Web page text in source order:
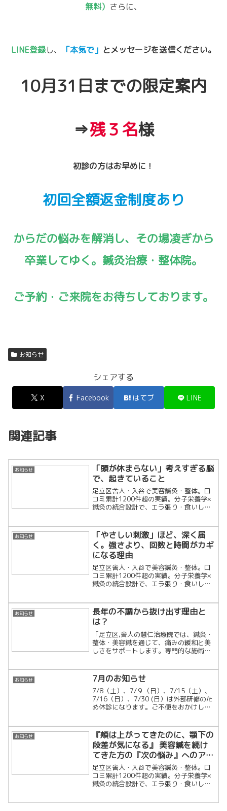
無料） さらに、
LINE登録し、 「本気で」 とメッセージを送信ください。
10月31日までの限定案内
⇒残３名様
初診の方はお早めに！
初回全額返金制度あり
からだの悩みを解消し、その場凌ぎから
卒業してゆく。鍼灸治療・整体院。
ご予約・ ご来院をお待ちしております。
お知らせ
シェアする
X Facebook はてブ LINE
関連記事
お知らせ
「頭が休まらない」考えすぎる脳
で、起きていること
足立区舎人・入谷で美容鍼灸・整体。口
コミ累計1200件超の実績。分子栄養学×
鍼灸の統合設計で、エラ張り・食いしば
人のための隠れ家治療院です。
お知らせ
「やさしい刺激」ほど、深く届
く。強さより、回数と時間がカギ
になる理由
足立区舎人・入谷で美容鍼灸・整体。口
コミ累計1200件超の実績。分子栄養学×
鍼灸の統合設計で、エラ張り・食いしば
人のための隠れ家治療院です。
お知らせ
長年の不調から抜け出す理由と
は？
「足立区,舎人の慧仁治療院では、鍼灸・
整体・美容鍼を通じて、痛みの緩和と美
しさをサポートします。専門的な施術で
う！」
お知らせ 7月のお知らせ
7/8（土）、7/９（日）、7/15（土）、
7/16（日）、7/30 (日）は外部研修のた
め休診になります。ご不便をおかけしま
お知らせ
『頬は上がってきたのに、顎下の
段差が気になる』 美容鍼を続け
てきた方の『次の悩み』へのアプ
ローチ
足立区舎人・入谷で美容鍼灸・整体。口
コミ累計1200件超の実績。分子栄養学×
鍼灸の統合設計で、エラ張り・食いしば